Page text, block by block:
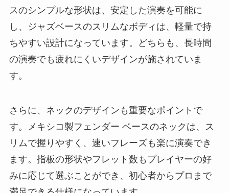
スのシンプルな形状は、安定した演奏を可能に
し、ジャズベースのスリムなボディは、軽量で持
ちやすい設計になっています。どちらも、長時間
の演奏でも疲れにくいデザインが施されていま
す。
さらに、ネックのデザインも重要なポイントで
す。メキシコ製フェンダー ベースのネックは、ス
リムで握りやすく、速いフレーズも楽に演奏でき
ます。指板の形状やフレット数もプレイヤーの好
みに応じて選ぶことができ、初心者からプロまで